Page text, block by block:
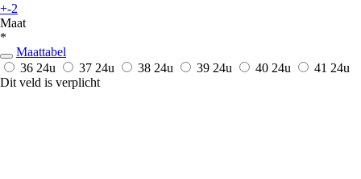
+-2
Maat
*
Maattabel
36 24u 37 24u 38 24u 39 24u 40 24u 41 24u
Dit veld is verplicht